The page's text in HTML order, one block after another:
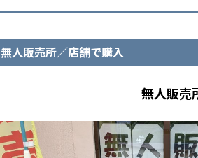
無人販売所／店舗で購入
無人販売